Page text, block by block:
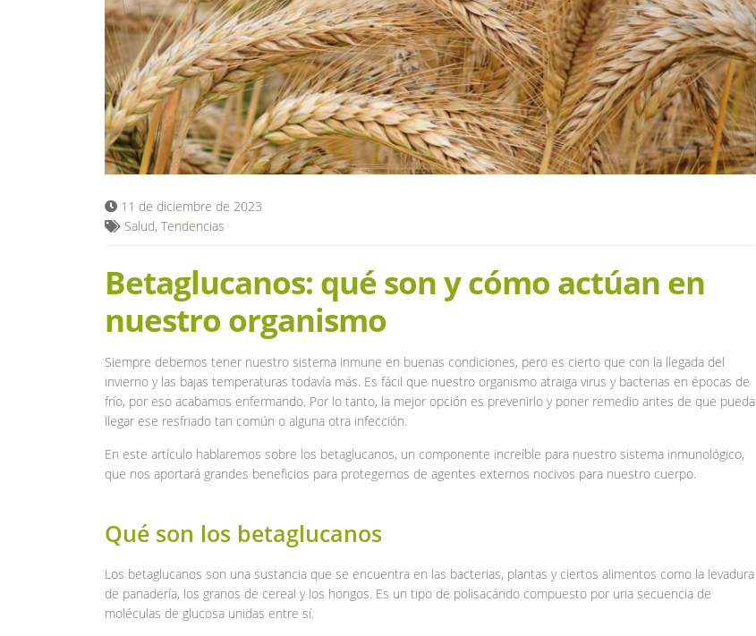
11 de diciembre de 2023
Salud, Tendencias
Betaglucanos: qué son y cómo actúan en
nuestro organismo
Siempre debemos tener nuestro sistema inmune en buenas condiciones, pero es cierto que con la llegada del
invierno y las bajas temperaturas todavía más. Es fácil que nuestro organismo atraiga virus y bacterias en épocas de
frío, por eso acabamos enfermando. Por lo tanto, la mejor opción es prevenirlo y poner remedio antes de que pueda
llegar ese resfriado tan común o alguna otra infección.
En este artículo hablaremos sobre los betaglucanos, un componente increíble para nuestro sistema inmunológico,
que nos aportará grandes beneficios para protegernos de agentes externos nocivos para nuestro cuerpo.
Qué son los betaglucanos
Los betaglucanos son una sustancia que se encuentra en las bacterias, plantas y ciertos alimentos como la levadura
de panadería, los granos de cereal y los hongos. Es un tipo de polisacárido compuesto por una secuencia de
moléculas de glucosa unidas entre sí.